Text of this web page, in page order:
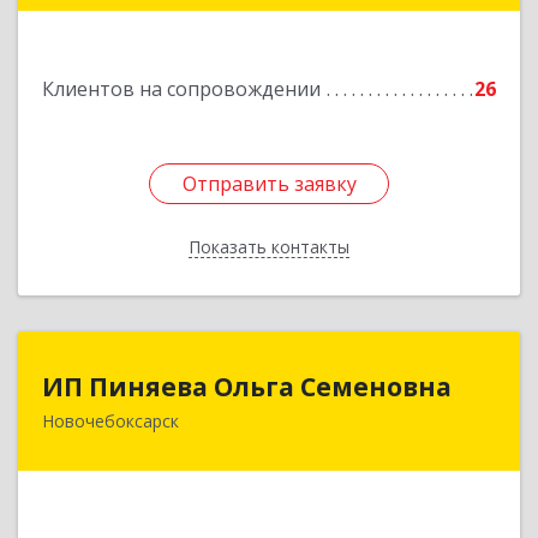
Клиентов на сопровождении 26
Отправить заявку
Показать контакты
Отправить заявку
Назад
ИП Пиняева Ольга Семеновна
Новочебоксарск
429965, Чувашская Республика - Чувашия,